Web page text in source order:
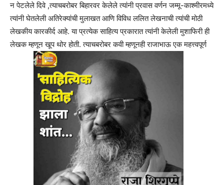
न पेटलेले दिवे ,त्याचबरोबर बिहारवर केलेले त्यांनी प्रवास वर्णन जम्मू-काश्मीरमध्ये
त्यांनी घेतलेली अतिरेक्यांची मुलाखत आणि विविध ललित लेखनाची त्यांची मोठी
लेखकीय कारकीर्द आहे. या प्रत्येक साहित्य प्रकारात त्यांनी केलेली मुशाफिरी ही
लेखक म्हणून खूप थोर होती. त्याचबरोबर कवी म्हणूनही राजाभाऊ एक महत्त्वपूर्ण